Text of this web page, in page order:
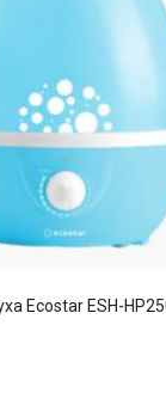
Ecostar ESH-